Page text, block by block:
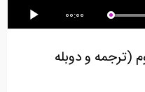
6:45
00:00
و دوبله